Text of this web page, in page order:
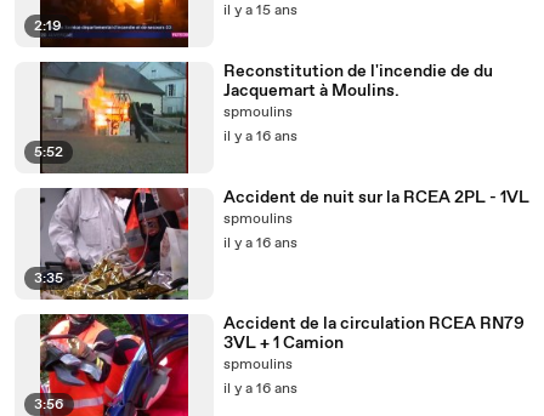
2:19
il y a 15 ans
5:52
Reconstitution de l'incendie de du
Jacquemart à Moulins.
spmoulins
il y a 16 ans
3:35
Accident de nuit sur la RCEA 2PL - 1VL
spmoulins
il y a 16 ans
3:56
Accident de la circulation RCEA RN79
3VL + 1 Camion
spmoulins
il y a 16 ans